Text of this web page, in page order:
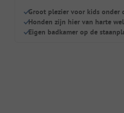
Groot plezier voor kids onder
Honden zijn hier van harte
Eigen badkamer op de